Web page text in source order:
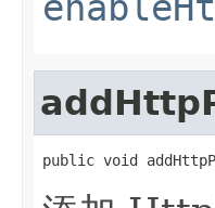
public void